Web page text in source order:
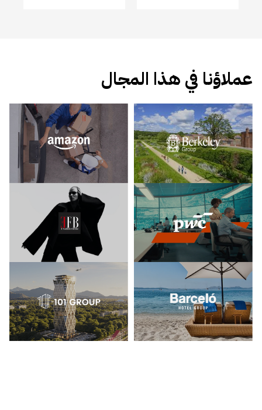
عملاؤنا في هذا المجال